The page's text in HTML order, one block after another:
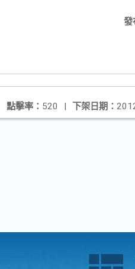
發
下架日期：
點擊率： 520 |